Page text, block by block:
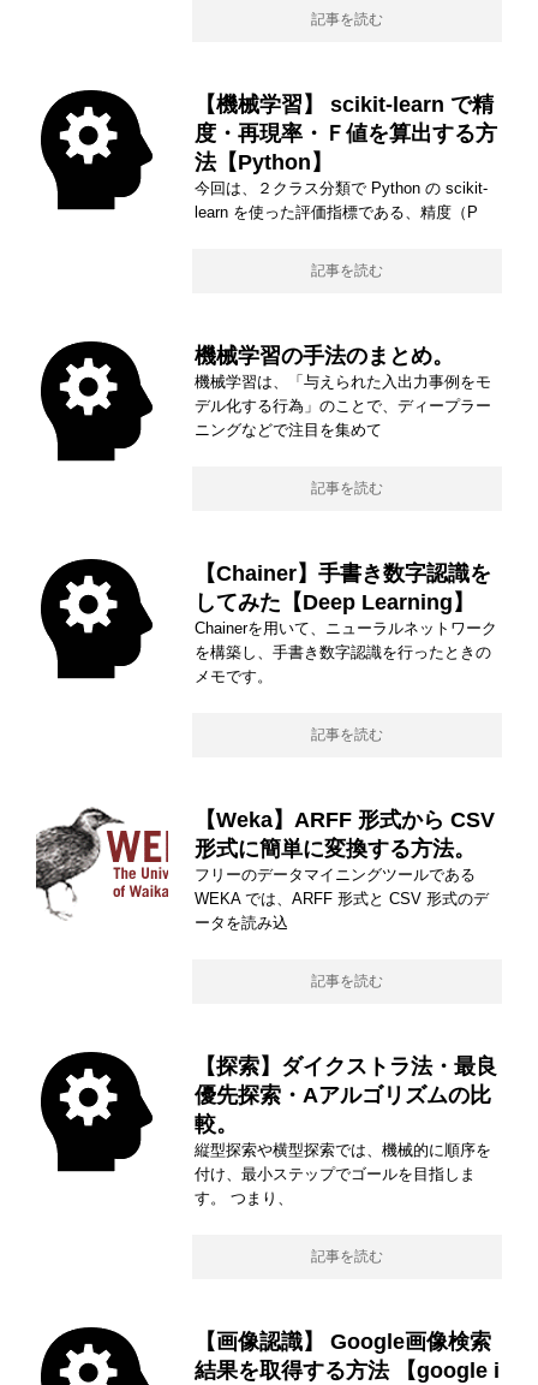
記事を読む
【機械学習】 scikit-learn で精
度・再現率・Ｆ値を算出する方
法【Python】
今回は、２クラス分類で Python の scikit-
learn を使った評価指標である、精度（P
記事を読む
機械学習の手法のまとめ。
機械学習は、「与えられた入出力事例をモ
デル化する行為」のことで、ディープラー
ニングなどで注目を集めて
記事を読む
【Chainer】手書き数字認識を
してみた【Deep Learning】
Chainerを用いて、ニューラルネットワーク
を構築し、手書き数字認識を行ったときの
メモです。
記事を読む
【Weka】ARFF 形式から CSV
形式に簡単に変換する方法。
フリーのデータマイニングツールである
WEKA では、ARFF 形式と CSV 形式のデ
ータを読み込
記事を読む
【探索】ダイクストラ法・最良
優先探索・Aアルゴリズムの比
較。
縦型探索や横型探索では、機械的に順序を
付け、最小ステップでゴールを目指しま
す。 つまり、
記事を読む
【画像認識】 Google画像検索
結果を取得する方法 【google i